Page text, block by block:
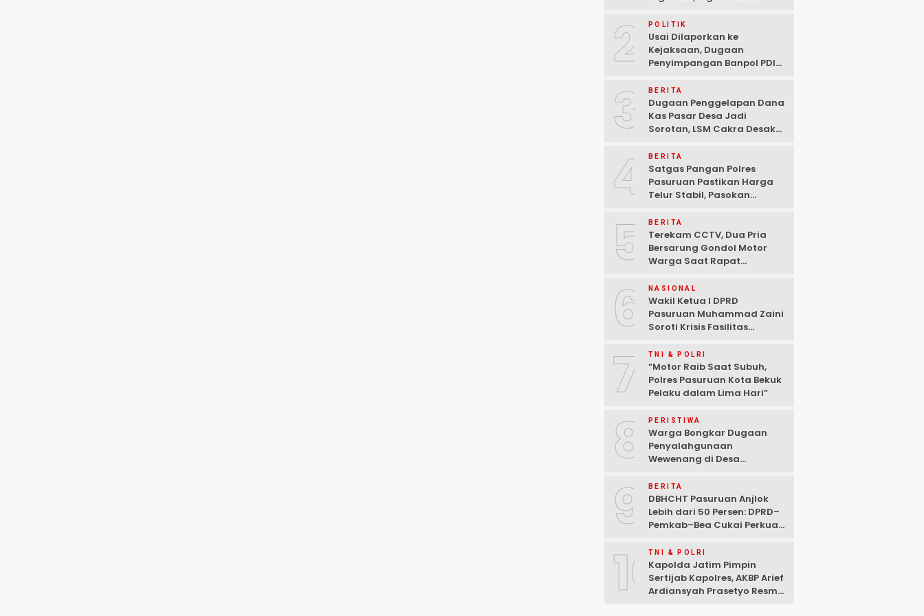
Pasuruan
2 POLITIK
Usai Dilaporkan ke
Kejaksaan, Dugaan
Penyimpangan Banpol PDIP
Tuntas “6 Eks Ketua PAC
Cabut Laporan”
3 BERITA
Dugaan Penggelapan Dana
Kas Pasar Desa Jadi
Sorotan, LSM Cakra Desak
4 BERITA
Satgas Pangan Polres
Pasuruan Pastikan Harga
Telur Stabil, Pasokan
Kekhawatiran Fluktuasi
5 BERITA
Terekam CCTV, Dua Pria
Bersarung Gondol Motor
Warga Saat Rapat
6 NASIONAL
Wakil Ketua I DPRD
Pasuruan Muhammad Zaini
Soroti Krisis Fasilitas
Anggaran
7 TNI & POLRI
‎”Motor Raib Saat Subuh,
Polres Pasuruan Kota Bekuk
Pelaku dalam Lima Hari” ‎
8 PERISTIWA
Warga Bongkar Dugaan
Penyalahgunaan
Wewenang di Desa
Mencuat
9 BERITA
DBHCHT Pasuruan Anjlok
Lebih dari 50 Persen: DPRD–
Pemkab–Bea Cukai Perkuat
Rokok Ilegal
10TNI & POLRI
Kapolda Jatim Pimpin
Sertijab Kapolres, AKBP Arief
Ardiansyah Prasetyo Resmi